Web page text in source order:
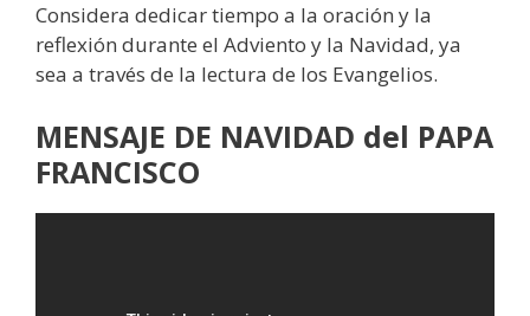
Considera dedicar tiempo a la oración y la
reflexión durante el Adviento y la Navidad, ya
sea a través de la lectura de los Evangelios.
MENSAJE DE NAVIDAD del PAPA
FRANCISCO